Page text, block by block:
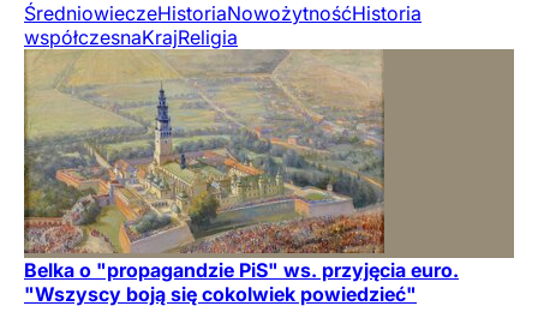
ŚredniowieczeHistoriaNowożytnośćHistoria
współczesnaKrajReligia
Belka o "propagandzie PiS" ws. przyjęcia euro.
"Wszyscy boją się cokolwiek powiedzieć"